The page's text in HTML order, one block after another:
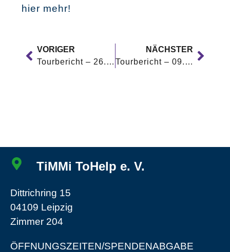
hier mehr!
VORIGER
Tourbericht – 26.01.2023
NÄCHSTER
Tourbericht – 09.02.2023
TiMMi ToHelp e. V.
Dittrichring 15
04109 Leipzig
Zimmer 204
ÖFFNUNGSZEITEN/SPENDENABGABE